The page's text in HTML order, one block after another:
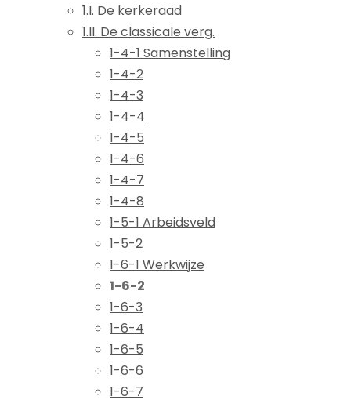
1.I. De kerkeraad
1.II. De classicale verg.
1-4-1 Samenstelling
1-4-2
1-4-3
1-4-4
1-4-5
1-4-6
1-4-7
1-4-8
1-5-1 Arbeidsveld
1-5-2
1-6-1 Werkwijze
1-6-2
1-6-3
1-6-4
1-6-5
1-6-6
1-6-7